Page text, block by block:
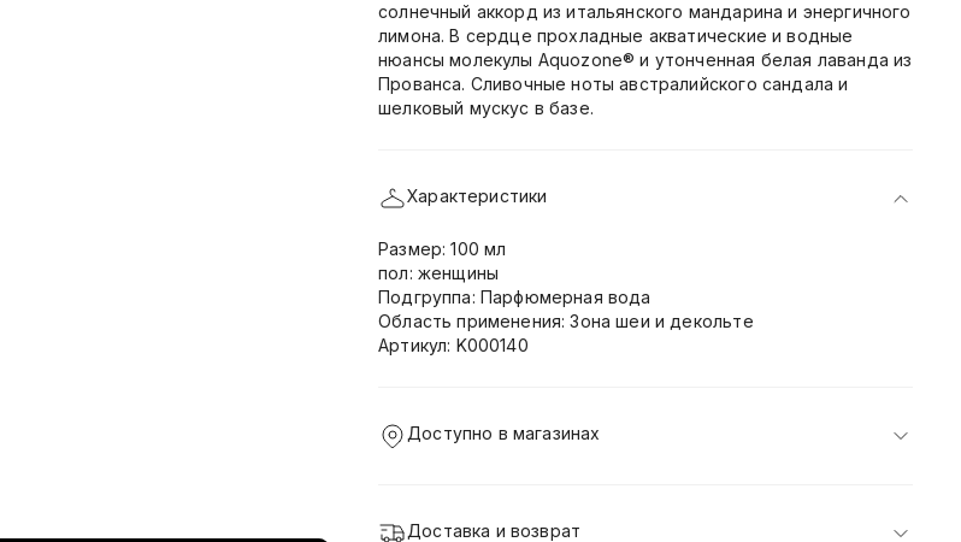
солнечный аккорд из итальянского мандарина и энергичного
лимона. В сердце прохладные акватические и водные
нюансы молекулы Aquozone® и утонченная белая лаванда из
Прованса. Сливочные ноты австралийского сандала и
шелковый мускус в базе.
Характеристики
Размер: 100 мл
пол: женщины
Подгруппа: Парфюмерная вода
Область применения: Зона шеи и декольте
Артикул: K000140
Доступно в магазинах
Доставка и возврат